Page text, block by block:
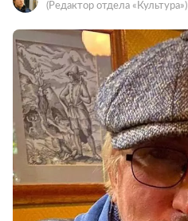
(Редактор отдела «Культура»)